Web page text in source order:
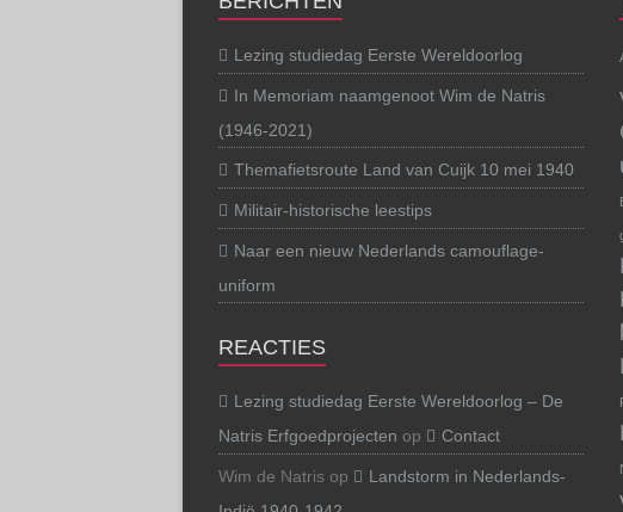
Lezing studiedag Eerste Wereldoorlog
In Memoriam naamgenoot Wim de Natris
(1946-2021)
Themafietsroute Land van Cuijk 10 mei 1940
Militair-historische leestips
Naar een nieuw Nederlands camouflage-
uniform
REACTIES
Lezing studiedag Eerste Wereldoorlog – De
Natris Erfgoedprojecten op Contact
Wim de Natris op
Landstorm in Nederlands-